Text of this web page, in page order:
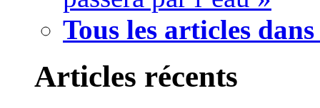
Tous les articles
Articles récents